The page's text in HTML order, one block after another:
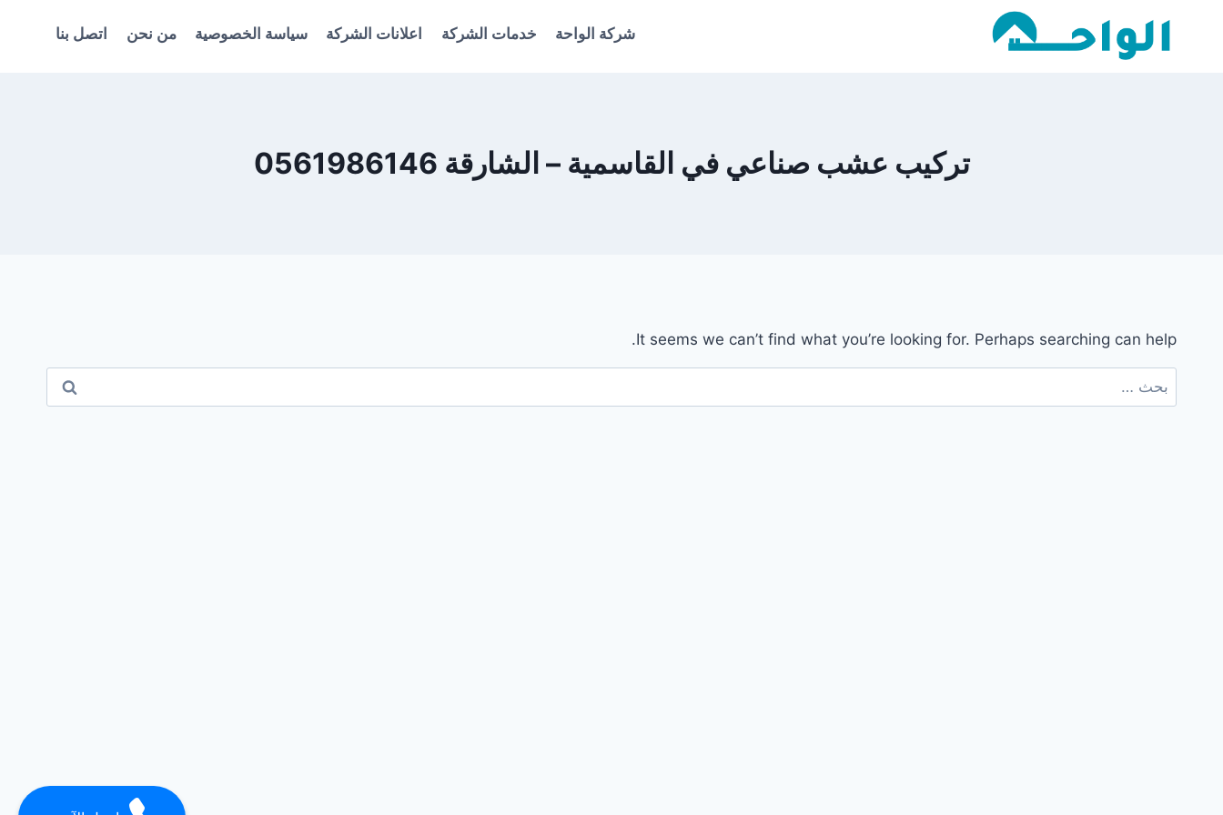
شركة الواحة خدمات الشركة اعلانات الشركة سياسة الخصوصية من نحن اتصل بنا
تركيب عشب صناعي في القاسمية – الشارقة 0561986146
It seems we can’t find what you’re looking for. Perhaps searching can help.
عن: